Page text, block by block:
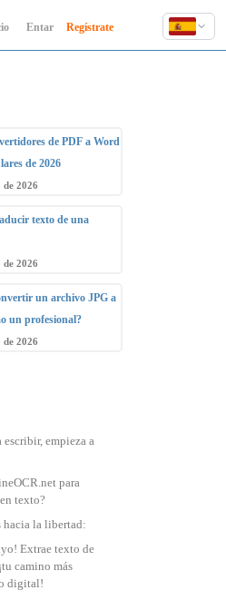
Entar Regístrate
Français
Polski
de PDF a Word
de 2026
2026
texto de una
2026
un archivo JPG a
un profesional?
de 2026
escribir, empieza a
para
texto?
hacia la libertad:
Extrae texto de
camino más
digital!